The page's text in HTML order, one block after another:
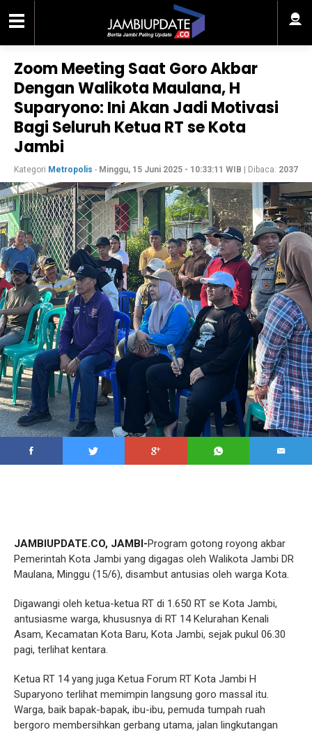
Zoom Meeting Saat Goro Akbar
Dengan Walikota Maulana, H
Suparyono: Ini Akan Jadi Motivasi
Bagi Seluruh Ketua RT se Kota
Jambi
Kategori Metropolis - Minggu, 15 Juni 2025 - 10:33:11 WIB | Dibaca: 2037
JAMBIUPDATE.CO, JAMBI-Program gotong royong akbar
Pemerintah Kota Jambi yang digagas oleh Walikota Jambi DR
Maulana, Minggu (15/6), disambut antusias oleh warga Kota.
Digawangi oleh ketua-ketua RT di 1.650 RT se Kota Jambi,
antusiasme warga, khususnya di RT 14 Kelurahan Kenali
Asam, Kecamatan Kota Baru, Kota Jambi, sejak pukul 06.30
pagi, terlihat kentara.
Ketua RT 14 yang juga Ketua Forum RT Kota Jambi H
Suparyono terlihat memimpin langsung goro massal itu.
Warga, baik bapak-bapak, ibu-ibu, pemuda tumpah ruah
bergoro membersihkan gerbang utama, jalan lingkutangan